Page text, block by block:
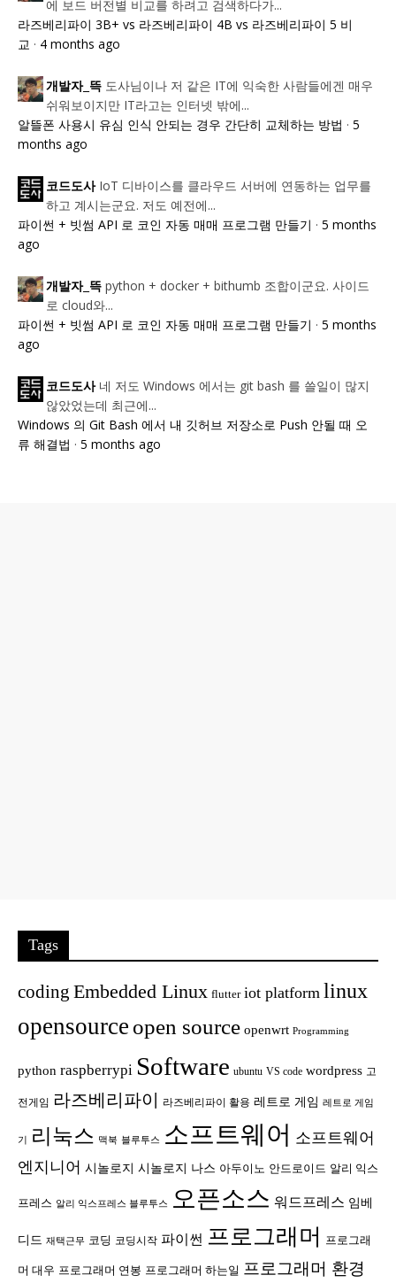
에 보드 버전별 비교를 하려고 검색하다가...
라즈베리파이 3B+ vs 라즈베리파이 4B vs 라즈베리파이 5 비
교 · 4 months ago
개발자_뜩 도사님이나 저 같은 IT에 익숙한 사람들에겐 매우
쉬워보이지만 IT라고는 인터넷 밖에...
알뜰폰 사용시 유심 인식 안되는 경우 간단히 교체하는 방법 · 5
months ago
코드도사 IoT 디바이스를 클라우드 서버에 연동하는 업무를
하고 계시는군요. 저도 예전에...
파이썬 + 빗썸 API 로 코인 자동 매매 프로그램 만들기 · 5 months
ago
개발자_뜩 python + docker + bithumb 조합이군요. 사이드
로 cloud와...
파이썬 + 빗썸 API 로 코인 자동 매매 프로그램 만들기 · 5 months
ago
코드도사 네 저도 Windows 에서는 git bash 를 쓸일이 많지
않았었는데 최근에...
Windows 의 Git Bash 에서 내 깃허브 저장소로 Push 안될 때 오
류 해결법 · 5 months ago
Tags
coding Embedded Linux flutter iot platform linux
opensource open source openwrt Programming
python raspberrypi Software ubuntu VS code wordpress 고
전게임 라즈베리파이 라즈베리파이 활용 레트로 게임 레트로 게임
기 리눅스 맥북 블루투스 소프트웨어 소프트웨어
엔지니어 시놀로지 시놀로지 나스 아두이노 안드로이드 알리 익스
프레스 알리 익스프레스 블루투스 오픈소스 워드프레스 임베
디드 재택근무 코딩 코딩시작 파이썬 프로그래머 프로그래
머 대우 프로그래머 연봉 프로그래머 하는일 프로그래머 환경